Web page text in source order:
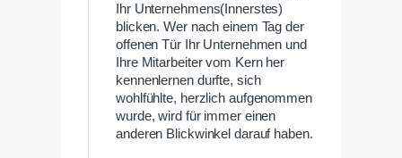
Ihr Unternehmens(Innerstes)
blicken. Wer nach einem Tag der
offenen Tür Ihr Unternehmen und
Ihre Mitarbeiter vom Kern her
kennenlernen durfte, sich
wohlfühlte, herzlich aufgenommen
wurde, wird für immer einen
anderen Blickwinkel darauf haben.